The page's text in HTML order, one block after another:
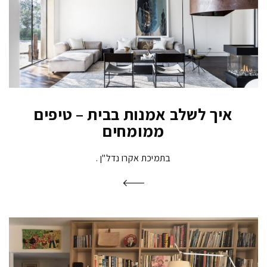
איך לשלב אמנות בבית – טיפים
ממומחים
בתמיכת אקרו נדל"ן